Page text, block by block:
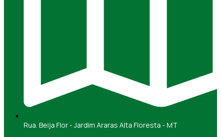
Rua. Beija Flor - Jardim Araras Alta Floresta - MT